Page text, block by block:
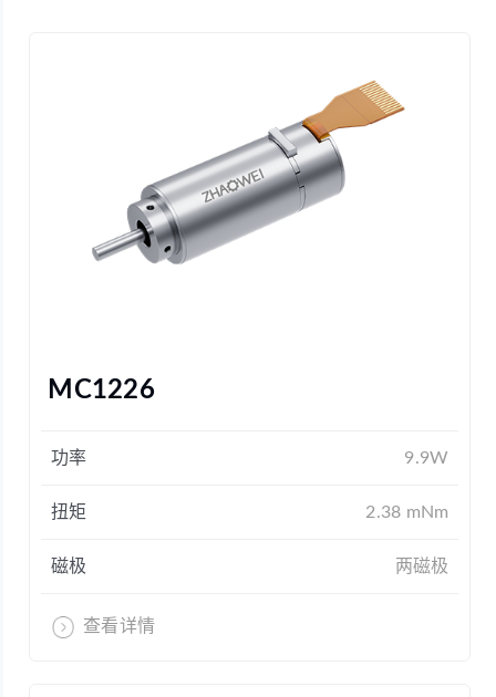
MC1226
功率 9.9W
扭矩 2.38 mNm
磁极 两磁极
查看详情